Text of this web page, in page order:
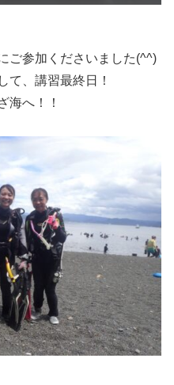
ご参加くださいました(^^)
て、講習最終日！
海へ！！